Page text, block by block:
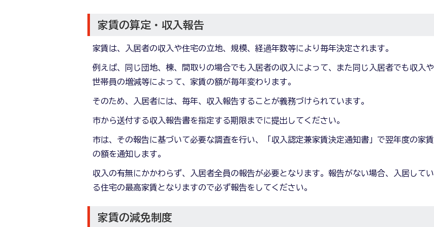
家賃の算定・収入報告
家賃は、入居者の収入や住宅の立地、規模、経過年数等により毎年決定されます。
例えば、同じ団地、棟、間取りの場合でも入居者の収入によって、また同じ入居者でも収入や
世帯員の増減等によって、家賃の額が毎年変わります。
そのため、入居者には、毎年、収入報告することが義務づけられています。
市から送付する収入報告書を指定する期限までに提出してください。
市は、その報告に基づいて必要な調査を行い、「収入認定兼家賃決定通知書」で翌年度の家賃
の額を通知します。
収入の有無にかかわらず、入居者全員の報告が必要となります。報告がない場合、入居してい
る住宅の最高家賃となりますので必ず報告をしてください。
家賃の減免制度